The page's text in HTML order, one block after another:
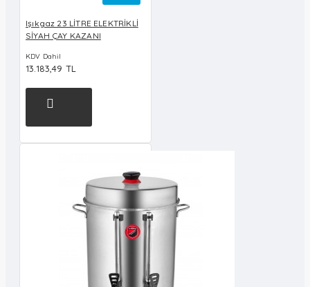
Işıkgaz 23 LİTRE ELEKTRİKLİ
SİYAH ÇAY KAZANI
KDV Dahil
13.183,49 TL